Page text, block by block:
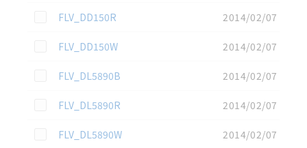
この資料を選択
FLV_DD150R
2014/02/07
この資料を選択
FLV_DD150W
2014/02/07
この資料を選択
FLV_DL5890B
2014/02/07
この資料を選択
FLV_DL5890R
2014/02/07
この資料を選択
FLV_DL5890W
2014/02/07